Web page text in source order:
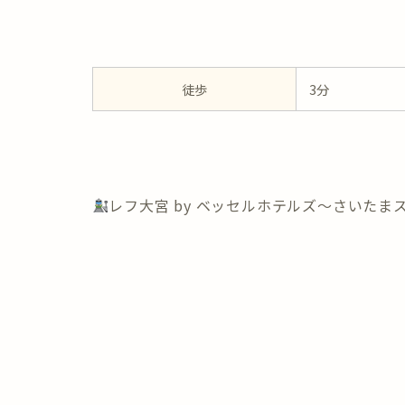
徒歩 3分
レフ大宮 by ベッセルホテルズ～さいたま